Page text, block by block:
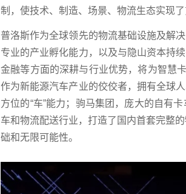
制，使技术、制造、场景、物流生态实现
普洛斯作为全球领先的物流基础设施及解
专业的产业孵化能力，以及与隐山资本持
金融等方面的深耕与行业优势，将为智慧
作为新能源汽车产业的佼佼者，拥有全球
方位的“车”能力；驹马集团，庞大的自有
车和物流配送行业，打造了国内首套完整
础和无限可能性。